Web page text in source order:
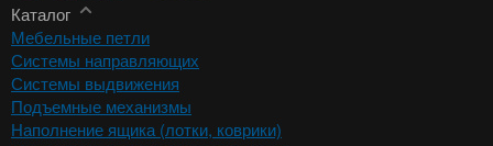
Каталог
Мебельные петли
Системы направляющих
Системы выдвижения
Подъемные механизмы
Наполнение ящика (лотки, коврики)